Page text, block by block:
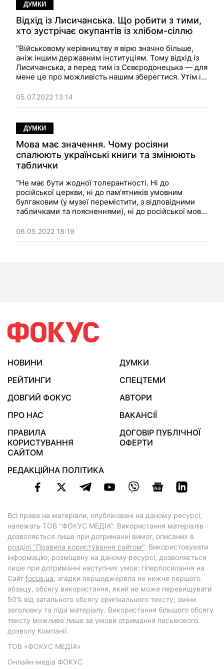
ДУМКИ
Відхід із Лисичанська. Що робити з тими,
хто зустрічає окупантів із хлібом-сіллю
"Військовому керівництву я вірю значно більше,
аніж іншим державним інституціям. Тому відхід із
Лисичанська, а перед тим із Сєвєродонецька — для
мене це про можливість нашим зберегтися. Утім і в
хто дійсно чекає на "руський мір". Думка.
05.07.2022 13:14
ДУМКИ
Мова має значення. Чому росіяни
спалюють українські книги та змінюють
таблички
"Не має бути жодної толерантності. Ні до
російської церкви, ні до пам'ятників умовним
булгаковим (у музеї перемістити, з відповідними
табличками та поясненнями), ні до російської мови
Думка.
06.05.2022 18:19
НОВИНИ
ДУМКИ
РЕЙТИНГИ
СПЕЦТЕМИ
ДОВГИЙ ФОКУС
АВТОРИ
ПРО НАС
ВАКАНСІЇ
ПРАВИЛА
КОРИСТУВАННЯ
САЙТОМ
ДОГОВІР ПУБЛІЧНОЇ
ОФЕРТИ
РЕДАКЦІЙНА ПОЛІТИКА
Всі права на матеріали, опубліковані на даному ресурсі,
належать ТОВ "ФОКУС МЕДІА". Використання матеріалів
дозволяється лише при дотриманні вимог, описаних в
розділі "Правила користування сайтом". Використовувати
інформацію, розміщену на даному ресурсі, дозволяється
лише при дотриманні наступних умов: гіперпосилання на
Cайт focus.ua, згадки першоджерела не нижче першого
абзацу, обсягу використання, який не може перевищувати
50% від загального обсягу оригінального тексту, зміни
заголовку та ліда матеріалу. Використання більшого обсягу
тексту можливе лише за умови отримання письмового
дозволу Компанії.
ТОВ «ФОКУС МЕДІА»
Онлайн-медіа ФОКУС